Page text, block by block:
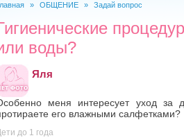
» ОБЩЕНИЕ » Задай вопрос
воды?
Яля
меня интересует уход
его влажными салфетками?
до 1 года